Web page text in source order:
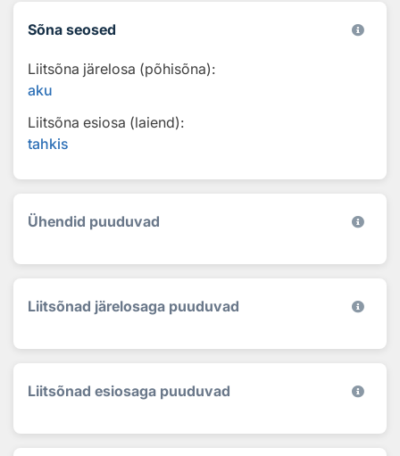
Sõna seosed
Liitsõna järelosa (põhisõna):
aku
Liitsõna esiosa (laiend):
tahkis
Ühendid puuduvad
Liitsõnad järelosaga puuduvad
Liitsõnad esiosaga puuduvad